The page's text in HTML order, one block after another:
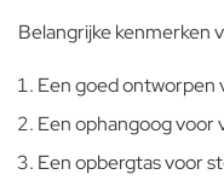
Belangrijke kenmerken
Een goed ontworpen
Een ophangoog voor
Een opbergtas voor